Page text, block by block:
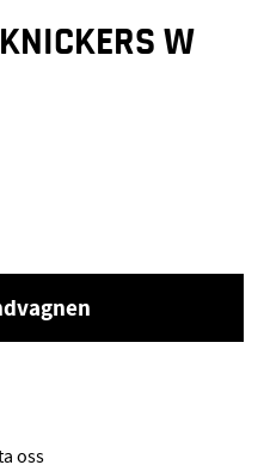
W
oss